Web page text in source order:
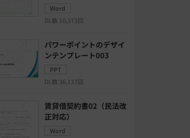
Word
DL数 10,373回
パワーポイントのデザイ
ンテンプレート003
PPT
DL数 36,137回
賃貸借契約書02（民法改
正対応）
Word